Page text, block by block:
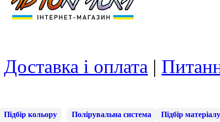
Доставка і оплата |
Підбір кольору Полірувальна система Підбір матеріалу